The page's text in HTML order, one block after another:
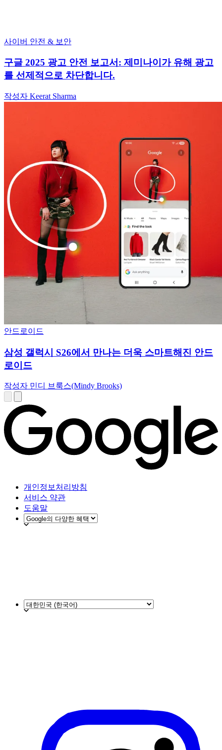
사이버 안전 & 보안
구글 2025 광고 안전 보고서: 제미나이가 유해 광고
를 선제적으로 차단합니다.
작성자 Keerat Sharma
안드로이드
삼성 갤럭시 S26에서 만나는 더욱 스마트해진 안드
로이드
작성자 민디 브룩스(Mindy Brooks)
개인정보처리방침
서비스 약관
도움말